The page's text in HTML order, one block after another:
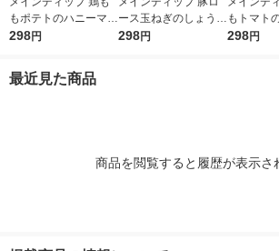
もポテトのハニーマス
タード 1個（2〜3人
料) 時短 大塚食品
298円
ース玉ねぎのしょうが
焼き 1個（2〜3人前）
298円
もトマト
1個（2〜3
298円
最近見た商品
商品を閲覧すると履歴が表示さ